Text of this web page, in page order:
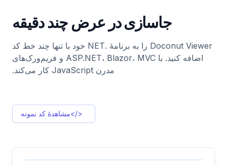
جاسازی در عرض چند دقیقه
Doconut Viewer را به برنامهٔ .NET خود با تنها چند خط کد
اضافه کنید. با ASP.NET، Blazor، MVC و فریم‌ورک‌های
مدرن JavaScript کار می‌کند.
</>مشاهدهٔ کد نمونه